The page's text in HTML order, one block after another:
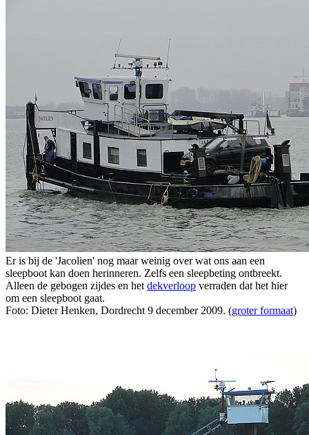
Er is bij de 'Jacolien' nog maar weinig over wat ons aan een
sleepboot kan doen herinneren. Zelfs een sleepbeting ontbreekt.
Alleen de gebogen zijdes en het dekverloop verraden dat het hier
om een sleepboot gaat.
Foto: Dieter Henken, Dordrecht 9 december 2009. (groter formaat)